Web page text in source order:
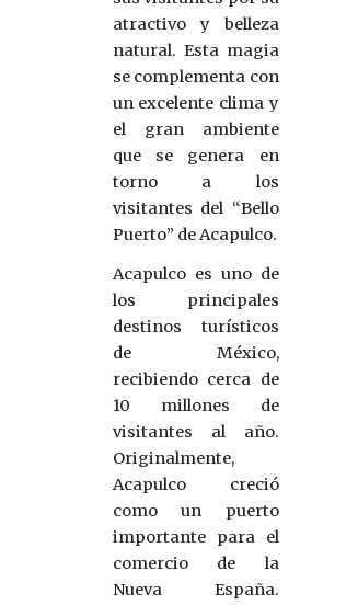
atractivo y belleza
natural. Esta magia
se complementa con
un excelente clima y
el gran ambiente
que se genera en
torno a los
visitantes del “Bello
Puerto” de Acapulco.
Acapulco es uno de
los principales
destinos turísticos
de México,
recibiendo cerca de
10 millones de
visitantes al año.
Originalmente,
Acapulco creció
como un puerto
importante para el
comercio de la
Nueva España.